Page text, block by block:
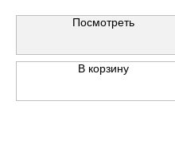
Посмотреть
В корзину